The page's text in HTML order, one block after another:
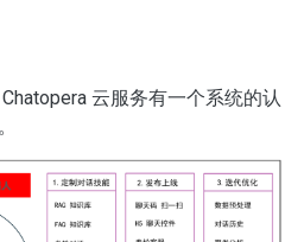
云服务有一个系统的认